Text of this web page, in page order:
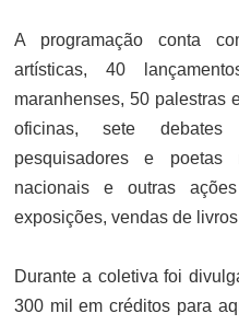
A programação conta
artísticas, 40
maranhenses, 50 palestras
oficinas, sete debates
pesquisadores e poetas
nacionais e outras
exposições, vendas de
Durante a coletiva foi
300 mil em créditos para